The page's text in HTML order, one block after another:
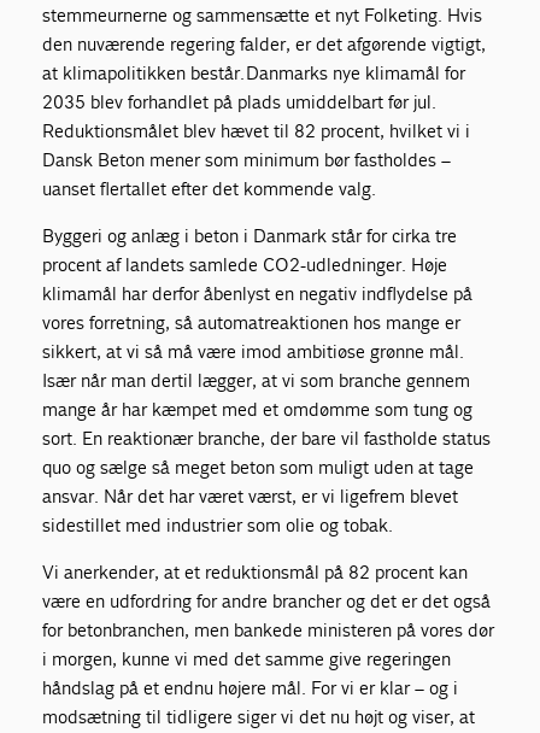
stemmeurnerne og sammensætte et nyt Folketing. Hvis
den nuværende regering falder, er det afgørende vigtigt,
at klimapolitikken består. Danmarks nye klimamål for
2035 blev forhandlet på plads umiddelbart før jul.
Reduktionsmålet blev hævet til 82 procent, hvilket vi i
Dansk Beton mener som minimum bør fastholdes –
uanset flertallet efter det kommende valg.
Byggeri og anlæg i beton i Danmark står for cirka tre
procent af landets samlede CO2-udledninger. Høje
klimamål har derfor åbenlyst en negativ indflydelse på
vores forretning, så automatreaktionen hos mange er
sikkert, at vi så må være imod ambitiøse grønne mål.
Især når man dertil lægger, at vi som branche gennem
mange år har kæmpet med et omdømme som tung og
sort. En reaktionær branche, der bare vil fastholde status
quo og sælge så meget beton som muligt uden at tage
ansvar. Når det har været værst, er vi ligefrem blevet
sidestillet med industrier som olie og tobak.
Vi anerkender, at et reduktionsmål på 82 procent kan
være en udfordring for andre brancher og det er det også
for betonbranchen, men bankede ministeren på vores dør
i morgen, kunne vi med det samme give regeringen
håndslag på et endnu højere mål. For vi er klar – og i
modsætning til tidligere siger vi det nu højt og viser, at